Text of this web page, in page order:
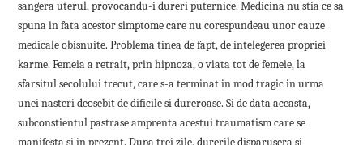
sangera uterul, provocandu-i dureri puternice. Medicina nu stia ce sa
spuna in fata acestor simptome care nu corespundeau unor cauze
medicale obisnuite. Problema tinea de fapt, de intelegerea propriei
karme. Femeia a retrait, prin hipnoza, o viata tot de femeie, la
sfarsitul secolului trecut, care s-a terminat in mod tragic in urma
unei nasteri deosebit de dificile si dureroase. Si de data aceasta,
subconstientul pastrase amprenta acestui traumatism care se
manifesta si in prezent. Dupa trei zile, durerile disparusera si